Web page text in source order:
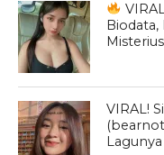
VIRAL!